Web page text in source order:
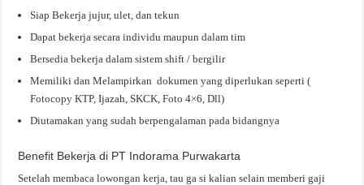
Siap Bekerja jujur, ulet, dan tekun
Dapat bekerja secara individu maupun dalam tim
Bersedia bekerja dalam sistem shift / bergilir
Memiliki dan Melampirkan dokumen yang diperlukan seperti (
Fotocopy KTP, Ijazah, SKCK, Foto 4×6, Dll)
Diutamakan yang sudah berpengalaman pada bidangnya
Benefit Bekerja di PT Indorama Purwakarta
Setelah membaca lowongan kerja, tau ga si kalian selain memberi gaji